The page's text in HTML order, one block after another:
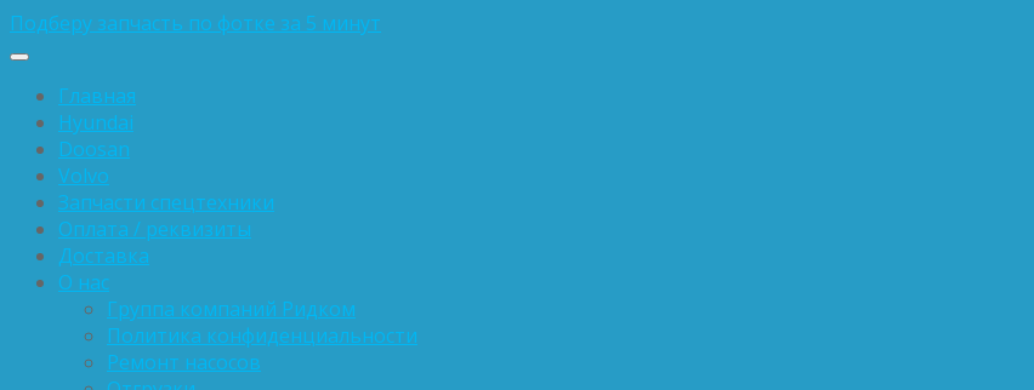
Подберу запчасть по фотке за 5 минут
Главная
Hyundai
Doosan
Volvo
Запчасти спецтехники
Оплата / реквизиты
Доставка
О нас
Группа компаний Ридком
Политика конфиденциальности
Ремонт насосов